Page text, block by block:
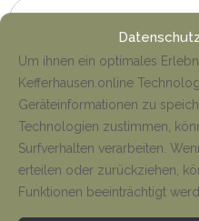
Um ihnen ein optimales
Kefferhausen.online
Geräteinformationen zu
Technologien zustimmen,
Surfverhalten verarbeiten.
erteilen oder zurückziehen,
Funktionen beeinträchtigt